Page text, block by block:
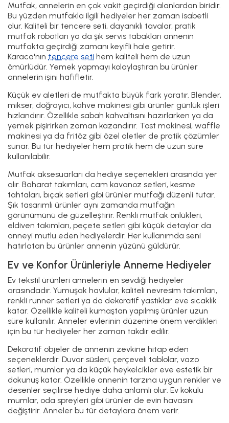
Mutfak, annelerin en çok vakit geçirdiği alanlardan biridir.
Bu yüzden mutfakla ilgili hediyeler her zaman isabetli
olur. Kaliteli bir tencere seti, dayanıklı tavalar, pratik
mutfak robotları ya da şık servis tabakları annenin
mutfakta geçirdiği zamanı keyifli hale getirir.
Karaca'nın tencere seti hem kaliteli hem de uzun
ömürlüdür. Yemek yapmayı kolaylaştıran bu ürünler
annelerin işini hafifletir.
Küçük ev aletleri de mutfakta büyük fark yaratır. Blender,
mikser, doğrayıcı, kahve makinesi gibi ürünler günlük işleri
hızlandırır. Özellikle sabah kahvaltısını hazırlarken ya da
yemek pişirirken zaman kazandırır. Tost makinesi, waffle
makinesi ya da fritöz gibi özel aletler de pratik çözümler
sunar. Bu tür hediyeler hem pratik hem de uzun süre
kullanılabilir.
Mutfak aksesuarları da hediye seçenekleri arasında yer
alır. Baharat takımları, cam kavanoz setleri, kesme
tahtaları, bıçak setleri gibi ürünler mutfağı düzenli tutar.
Şık tasarımlı ürünler aynı zamanda mutfağın
görünümünü de güzelleştirir. Renkli mutfak önlükleri,
eldiven takımları, peçete setleri gibi küçük detaylar da
anneyi mutlu eden hediyelerdir. Her kullanımda seni
hatırlatan bu ürünler annenin yüzünü güldürür.
Ev ve Konfor Ürünleriyle Anneme Hediyeler
Ev tekstil ürünleri annelerin en sevdiği hediyeler
arasındadır. Yumuşak havlular, kaliteli nevresim takımları,
renkli runner setleri ya da dekoratif yastıklar eve sıcaklık
katar. Özellikle kaliteli kumaştan yapılmış ürünler uzun
süre kullanılır. Anneler evlerinin düzenine önem verdikleri
için bu tür hediyeler her zaman takdir edilir.
Dekoratif objeler de annenin zevkine hitap eden
seçeneklerdir. Duvar süsleri, çerçeveli tablolar, vazo
setleri, mumlar ya da küçük heykelcikler eve estetik bir
dokunuş katar. Özellikle annenin tarzına uygun renkler ve
desenler seçilirse hediye daha anlamlı olur. Ev kokulu
mumlar, oda spreyleri gibi ürünler de evin havasını
değiştirir. Anneler bu tür detaylara önem verir.